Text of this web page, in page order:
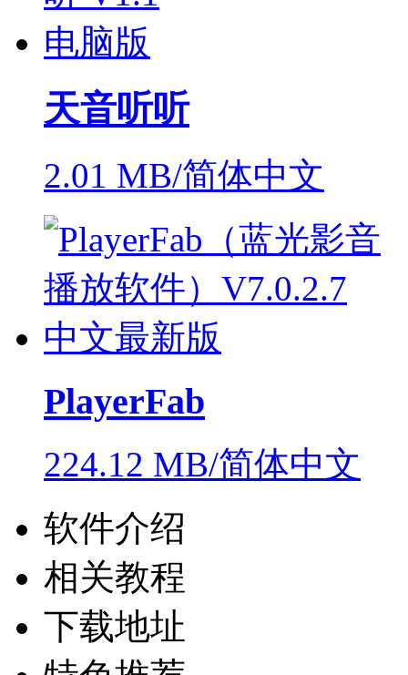
天音听听
2.01 MB/简体中文
PlayerFab
224.12 MB/简体中文
软件介绍
相关教程
下载地址